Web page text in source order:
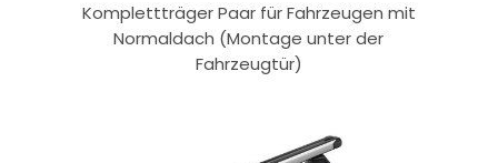
Komplettträger Paar für Fahrzeugen mit
Normaldach (Montage unter der
Fahrzeugtür)